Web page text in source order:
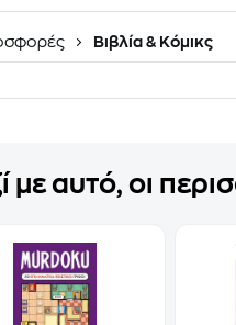
Βιβλία & Κόμικς
με αυτό, οι